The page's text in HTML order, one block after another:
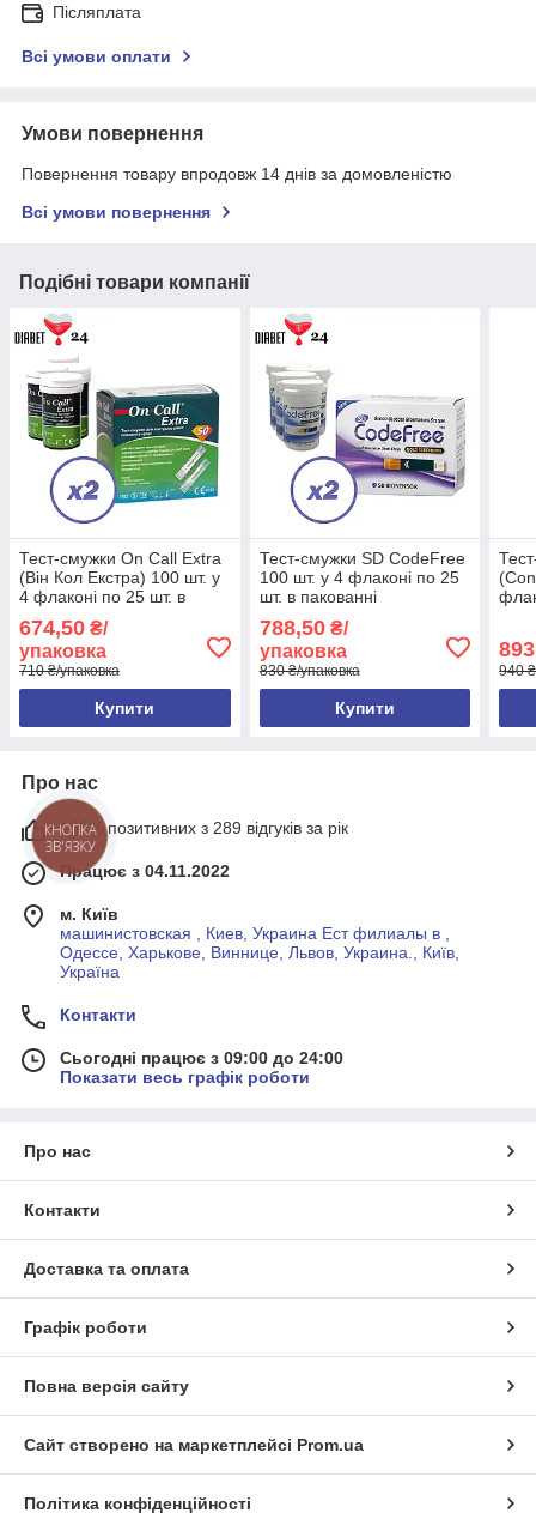
Післяплата
Всі умови оплати
Умови повернення
Повернення товару впродовж 14 днів за домовленістю
Всі умови повернення
Подібні товари компанії
Тест-смужки On Call Extra
(Він Кол Екстра) 100 шт. у
4 флаконі по 25 шт. в
674,50 ₴/
упаковка
710 ₴/упаковка
Купити
Тест-смужки SD CodeFree
100 шт. у 4 флаконі по 25
шт. в пакованні
788,50₴/
упаковка
830 ₴/упаковка
Купити
893
940
Про нас
100% позитивних з 289 відгуків за рік
Працює з 04.11.2022
м. Київ
машинистовская , Киев, Украина Ест филиалы в ,
Одессе, Харькове, Виннице, Львов, Украина., Київ,
Україна
Контакти
Сьогодні працює з 09:00 до 24:00
Показати весь графік роботи
Про нас
Контакти
Доставка та оплата
Графік роботи
Повна версія сайту
Сайт створено на маркетплейсі Prom.ua
Політика конфіденційності
КНОПКА
ЗВ'ЯЗКУ